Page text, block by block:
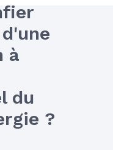
à
du
?